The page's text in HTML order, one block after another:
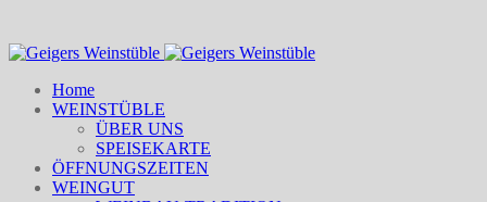
Home
WEINSTÜBLE
ÜBER UNS
SPEISEKARTE
ÖFFNUNGSZEITEN
WEINGUT